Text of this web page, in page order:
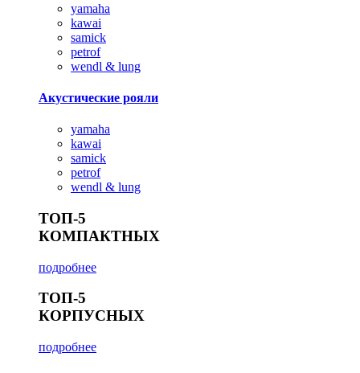
yamaha
kawai
samick
petrof
wendl & lung
Акустические рояли
yamaha
kawai
samick
petrof
wendl & lung
ТОП-5
КОМПАКТНЫХ
подробнее
ТОП-5
КОРПУСНЫХ
подробнее